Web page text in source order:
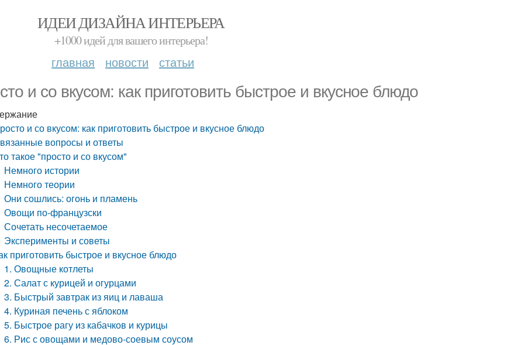
ИДЕИ ДИЗАЙНА ИНТЕРЬЕРА
+1000 идей для вашего интерьера!
главная новости статьи
и со вкусом: как приготовить быстрое и вкусное блюдо
и со вкусом: как приготовить быстрое и вкусное блюдо
вопросы и ответы
такое "просто и со вкусом"
Немного истории
Немного теории
Они сошлись: огонь и пламень
Овощи по-французски
Сочетать несочетаемое
Эксперименты и советы
приготовить быстрое и вкусное блюдо
1. Овощные котлеты
2. Салат с курицей и огурцами
3. Быстрый завтрак из яиц и лаваша
4. Куриная печень с яблоком
5. Быстрое рагу из кабачков и курицы
6. Рис с овощами и медово-соевым соусом